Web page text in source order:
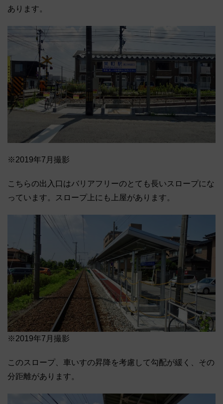
あります。
※2019年7月撮影
こちらの出入口はバリアフリーのとても長いスロープにな
っています。スロープ上にも上屋があります。
※2019年7月撮影
このスロープ、車いすの昇降を考慮して勾配が緩く、その
分距離があります。